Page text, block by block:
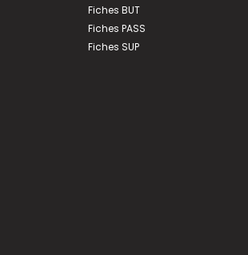
Fiches BUT
Fiches PASS
Fiches SUP